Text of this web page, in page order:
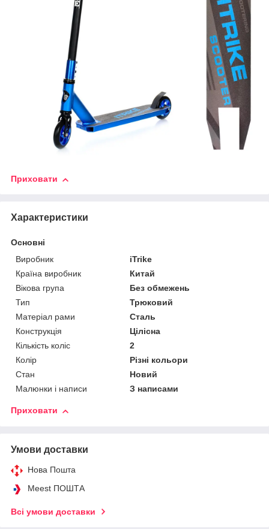
Приховати
Характеристики
Основні
Виробник
iTrike
Країна виробник
Китай
Вікова група
Без обмежень
Тип
Трюковий
Матеріал рами
Сталь
Конструкція
Цілісна
Кількість коліс
2
Колір
Різні кольори
Стан
Новий
Малюнки і написи
З написами
Приховати
Умови доставки
Нова Пошта
Meest ПОШТА
Всі умови доставки